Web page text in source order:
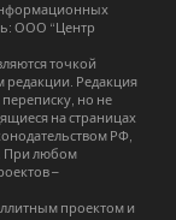
ООО “Центр
точкой
редакции. Редакция
переписку, но не
на страницах
РФ,
При любом
–
проектом и